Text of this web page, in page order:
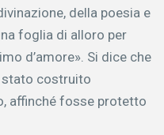
della poesia e
foglia di alloro per
d’amore». Si dice che
costruito
affinché fosse protetto